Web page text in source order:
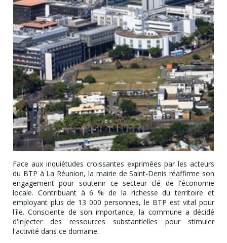
Face aux inquiétudes croissantes exprimées par les acteurs
du BTP à La Réunion, la mairie de Saint-Denis réaffirme son
engagement pour soutenir ce secteur clé de l'économie
locale. Contribuant à 6 % de la richesse du territoire et
employant plus de 13 000 personnes, le BTP est vital pour
l'île. Consciente de son importance, la commune a décidé
d'injecter des ressources substantielles pour stimuler
l'activité dans ce domaine.